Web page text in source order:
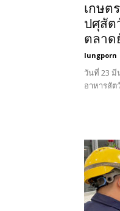
เกษต
ปศุสัต
ตลาด
lungporn
วันที่ 23
อาหารสัต